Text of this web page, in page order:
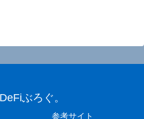
ぶろぐ。
参考サイト